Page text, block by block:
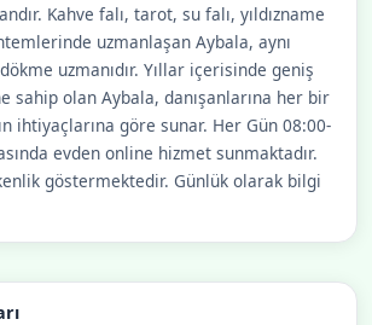
Kahve falı, tarot, su falı, yıldızname
uzmanlaşan Aybala, aynı
uzmanıdır. Yıllar içerisinde geniş
sahip olan Aybala, danışanlarına her bir
ihtiyaçlarına göre sunar. Her Gün 08:00-
evden online hizmet sunmaktadır.
göstermektedir. Günlük olarak bilgi